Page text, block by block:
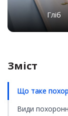
Гліб
Зміст
Що таке
Види